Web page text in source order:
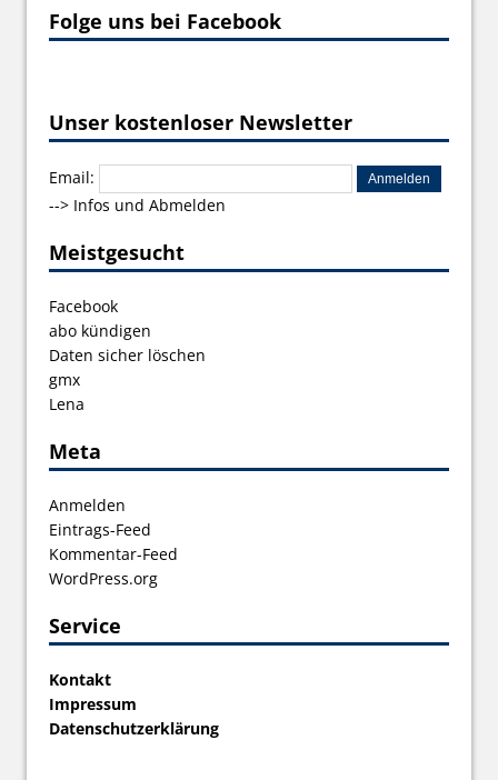
Folge uns bei Facebook
Unser kostenloser Newsletter
Email:
--> Infos und Abmelden
Meistgesucht
Facebook
abo kündigen
Daten sicher löschen
gmx
Lena
Meta
Anmelden
Eintrags-Feed
Kommentar-Feed
WordPress.org
Service
Kontakt
Impressum
Datenschutzerklärung